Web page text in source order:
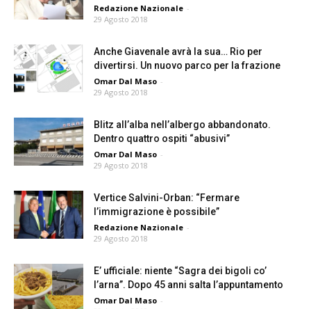
Redazione Nazionale -
29 Agosto 2018
Anche Giavenale avrà la sua… Rio per
divertirsi. Un nuovo parco per la frazione
Omar Dal Maso -
29 Agosto 2018
Blitz all’alba nell’albergo abbandonato.
Dentro quattro ospiti “abusivi”
Omar Dal Maso -
29 Agosto 2018
Vertice Salvini-Orban: “Fermare
l’immigrazione è possibile”
Redazione Nazionale -
29 Agosto 2018
E’ ufficiale: niente “Sagra dei bigoli co’
l’arna”. Dopo 45 anni salta l’appuntamento
Omar Dal Maso -